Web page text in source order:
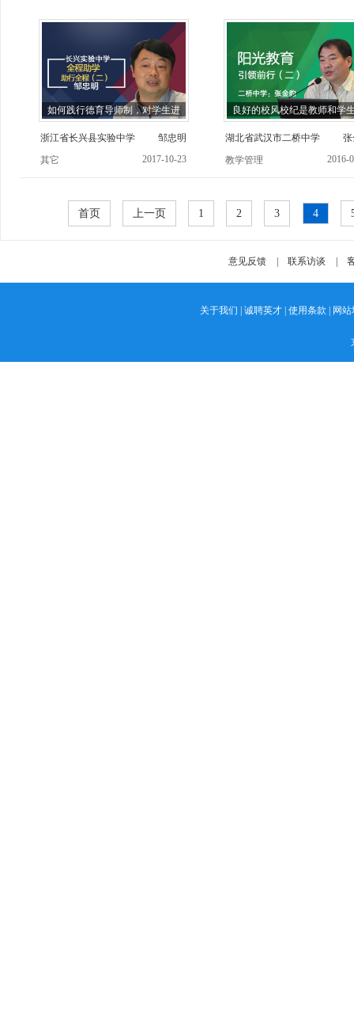
如何践行德育导师制，对学生进
浙江省长兴县实验中学
邹忠明
其它
2017-10-23
良好的校风校纪是教师和学
湖北省武汉市二桥中学
张
教学管理
2016-
首页 上一页 1 2 3 4
意见反馈 联系访谈
关于我们 诚聘英才 使用条款 网